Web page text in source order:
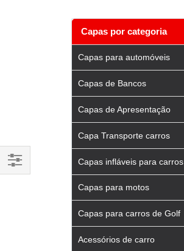
Capas por categoria
Capas para automóveis
Capas de Bancos
Capas de Apresentação
Capa Transporte carros
Capas infláveis para carros
Capas para motos
Capas para carros de Golf
Acessórios de carro
Filtrar